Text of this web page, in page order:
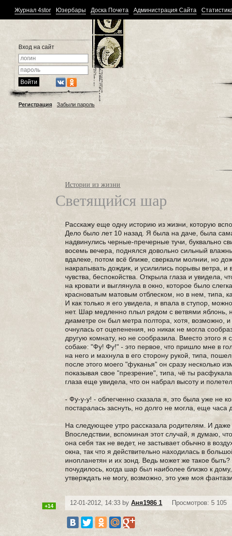
Журнал 4stor Юзербары Доска Почета Администрация Сайта
Вход на сайт
Регистрация Забыли пароль
Истории из жизни
Светящийся шар
Расскажу еще одну историю из жизни, которую
Дело было лет 10 назад. Я была на даче, была
надвинулись черные-пречерные тучи, буквально
восемь вечера, поднялся довольно сильный
вдалеке, потом всё ближе, сверкали молнии, но
накрапывать дождик, и усилились порывы ветра, и
чувства, беспокойства. Открыла глаза и увидела,
на кровати и выглянула в окно, которое было
красноватым матовым отблеском, но в нем, типа,
И как только я его увидела, я впала в ступор,
нет. Шар медленно плыл рядом с ветвями яблонь,
диаметре он был метра полтора, хотя, возможно,
очнулась от оцепенения, но никак не могла
другую комнату, но не сообразила. Вместо этого я
собаке: "Фу! Фу!" - это первое, что пришло мне в
на него и махнула в его сторону рукой, типа,
после этого моего "фуканья" он сразу несколько
показывая свое "презрение", типа, чё ты
глаза еще увидела, что он набрал высоту и
- Фу-у-у! - облегченно сказала я, это была уже не
постаралась заснуть, но долго не могла, еще
На следующее утро рассказала родителям. И
Впоследствии, вспоминая этот случай, я думаю,
она себя так не ведет, не застывает обычно в
окна, так что я действительно находилась в
инопланетян и их зонд. Ведь может же такое
почудилось, когда шар был наиболее близко к
утверждать не могу, возможно, это уже моя
12-01-2012, 14:33 byАня1986 1 Просмотров: 5 105
+14